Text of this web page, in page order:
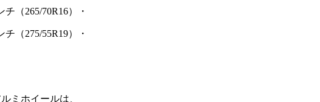
（265/70R16）・
（275/55R19）・
ミホイールは、